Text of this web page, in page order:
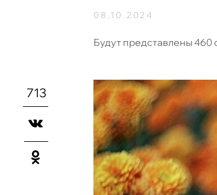
08.10.2024
Будут представлены 460
713